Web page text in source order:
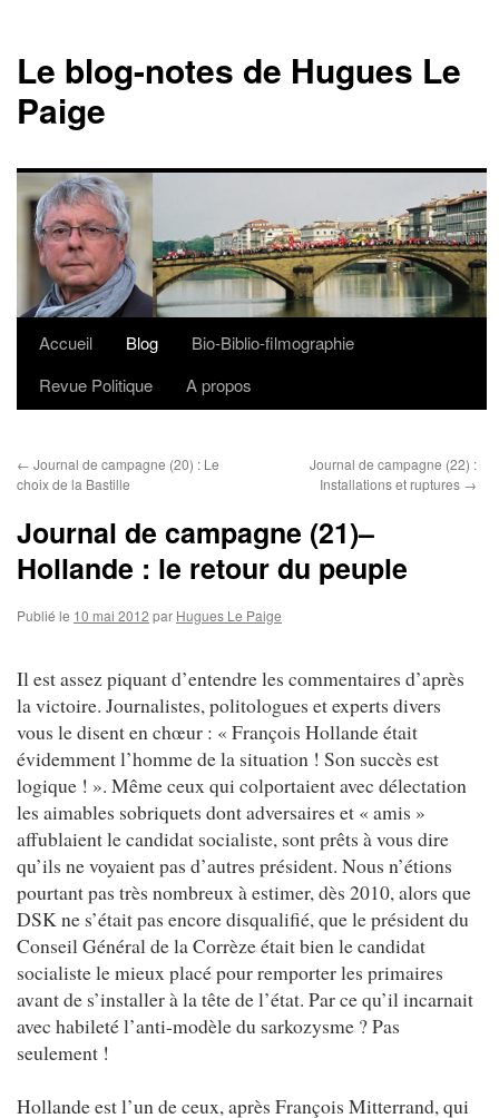
Le blog-notes de Hugues Le
Paige
Aller
Accueil Blog
Bio-Biblio-filmographie
Revue Politique
A propos
← Journal de campagne (20) : Le
choix de la Bastille
Journal de campagne (22) :
Installations et ruptures →
Journal de campagne (21)–
Hollande : le retour du peuple
Publié le 10 mai 2012 par Hugues Le Paige
Il est assez piquant d’entendre les commentaires d’après
la victoire. Journalistes, politologues et experts divers
vous le disent en chœur : « François Hollande était
évidemment l’homme de la situation ! Son succès est
logique ! ». Même ceux qui colportaient avec délectation
les aimables sobriquets dont adversaires et « amis »
affublaient le candidat socialiste, sont prêts à vous dire
qu’ils ne voyaient pas d’autres président. Nous n’étions
pourtant pas très nombreux à estimer, dès 2010, alors que
DSK ne s’était pas encore disqualifié, que le président du
Conseil Général de la Corrèze était bien le candidat
socialiste le mieux placé pour remporter les primaires
avant de s’installer à la tête de l’état. Par ce qu’il incarnait
avec habileté l’anti-modèle du sarkozysme ? Pas
seulement !
Hollande est l’un de ceux, après François Mitterrand, qui